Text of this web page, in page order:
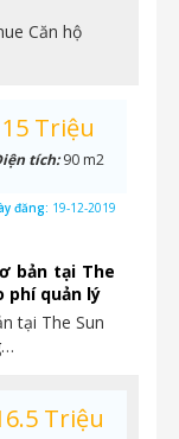
Căn hộ
bản tại The
phí quản lý
tại The Sun
15 Triệu
tích:90 m2
đăng: 19-12-2019
Triệu